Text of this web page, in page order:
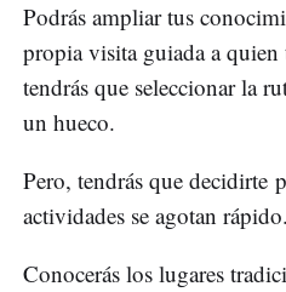
Podrás ampliar tus
propia visita guiada a
tendrás que seleccionar la
un hueco.
Pero, tendrás que decidirte
actividades se agotan rápido.
Conocerás los lugares